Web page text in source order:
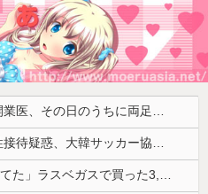
自宅で左手に違和感を覚えた開業医、その日のうちに両足が動かなくなり入院すると……
【今はやってない】審判への性接待疑惑、大韓サッカー協会が声明「現在は一切発生していない」「世界中のサッカー界関係者の皆さんにお詫び」
「2年間、たぶん1日4回は握ってた」ラスベガスで買った3,000円のキーホルダーを調べたら